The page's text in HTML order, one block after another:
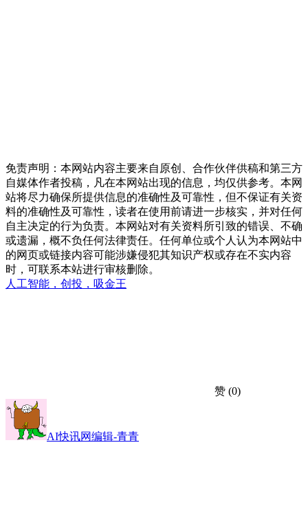
免责声明：本网站内容主要来自原创、合作伙伴供稿和第三方
自媒体作者投稿，凡在本网站出现的信息，均仅供参考。本网
站将尽力确保所提供信息的准确性及可靠性，但不保证有关资
料的准确性及可靠性，读者在使用前请进一步核实，并对任何
自主决定的行为负责。本网站对有关资料所引致的错误、不确
或遗漏，概不负任何法律责任。任何单位或个人认为本网站中
的网页或链接内容可能涉嫌侵犯其知识产权或存在不实内容
时，可联系本站进行审核删除。
人工智能，创投，吸金王
赞 (0)
AI快讯网编辑-青青